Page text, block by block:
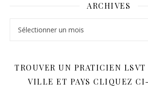
ARCHIVES
TROUVER UN PRATICIEN LSVT
VILLE ET PAYS CLIQUEZ